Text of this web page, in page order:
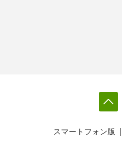
スマートフォン版